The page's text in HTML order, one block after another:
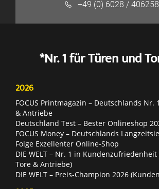
+49 (0) 6028 /
*Nr. 1 für Türen und
2026
FOCUS Printmagazin – Deutschlands Nr.
& Antriebe
Deutschland Test – Bester Onlineshop
FOCUS Money – Deutschlands
Folge Exzellenter Online-Shop
DIE WELT – Nr. 1 in
Tore & Antriebe)
DIE WELT – Preis-Champion 2026